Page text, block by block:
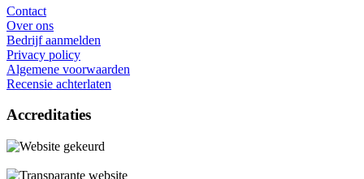
Contact
Over ons
Bedrijf aanmelden
Privacy policy
Algemene voorwaarden
Recensie achterlaten
Accreditaties